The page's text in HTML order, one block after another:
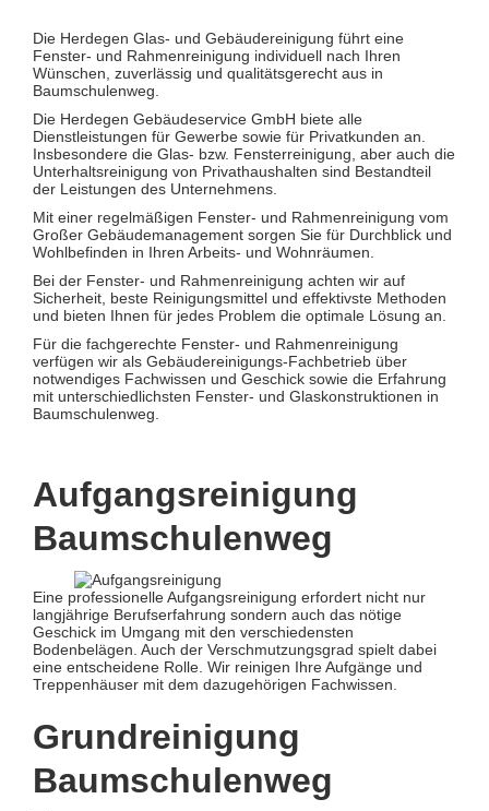
Solaranlagenreinigung mit Osmosetechnik
Teppichbodenreinigung
Unterhaltsreinigung
Veranstaltungsreinigung
Verkehrs- und Grauflächenreinigung
Verkehrsmittelreinigung
Hausmeisterservice
Grünflächenpflege
Winterdienst
Die Herdegen Glas- und Gebäudereinigung führt eine
Fenster- und Rahmenreinigung individuell nach Ihren
Wünschen, zuverlässig und qualitätsgerecht aus in
Baumschulenweg.
Die Herdegen Gebäudeservice GmbH biete alle
Dienstleistungen für Gewerbe sowie für Privatkunden an.
Insbesondere die Glas- bzw. Fensterreinigung, aber auch die
Unterhaltsreinigung von Privathaushalten sind Bestandteil
der Leistungen des Unternehmens.
Mit einer regelmäßigen Fenster- und Rahmenreinigung vom
Großer Gebäudemanagement sorgen Sie für Durchblick und
Wohlbefinden in Ihren Arbeits- und Wohnräumen.
Bei der Fenster- und Rahmenreinigung achten wir auf
Sicherheit, beste Reinigungsmittel und effektivste Methoden
und bieten Ihnen für jedes Problem die optimale Lösung an.
Für die fachgerechte Fenster- und Rahmenreinigung
verfügen wir als Gebäudereinigungs-Fachbetrieb über
notwendiges Fachwissen und Geschick sowie die Erfahrung
mit unterschiedlichsten Fenster- und Glaskonstruktionen in
Baumschulenweg.
Aufgangsreinigung
Baumschulenweg
Eine professionelle Aufgangsreinigung erfordert nicht nur
langjährige Berufserfahrung sondern auch das nötige
Geschick im Umgang mit den verschiedensten
Bodenbelägen. Auch der Verschmutzungsgrad spielt dabei
eine entscheidene Rolle. Wir reinigen Ihre Aufgänge und
Treppenhäuser mit dem dazugehörigen Fachwissen.
Grundreinigung
Baumschulenweg